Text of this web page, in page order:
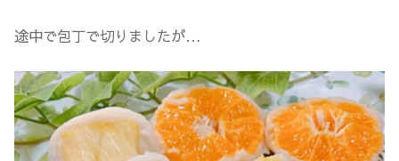
途中で包丁で切りましたが…